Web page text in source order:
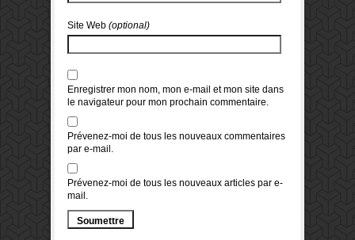
Site Web (optional)
Enregistrer mon nom, mon e-mail et mon site dans
le navigateur pour mon prochain commentaire.
Prévenez-moi de tous les nouveaux commentaires
par e-mail.
Prévenez-moi de tous les nouveaux articles par e-
mail.